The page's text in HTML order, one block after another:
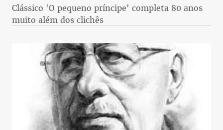
Clássico 'O pequeno príncipe' completa 80 anos
muito além dos clichês